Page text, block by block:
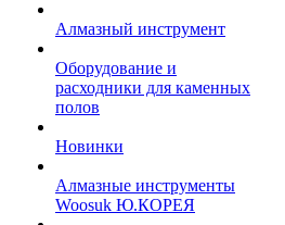
Алмазный инструмент
Оборудование и
расходники для каменных
полов
Новинки
Алмазные инструменты
Woosuk Ю.КОРЕЯ